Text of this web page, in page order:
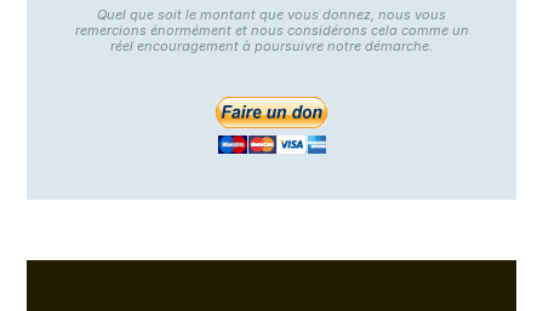
Quel que soit le montant que vous donnez, nous vous
remercions énormément et nous considérons cela comme un
réel encouragement à poursuivre notre démarche.